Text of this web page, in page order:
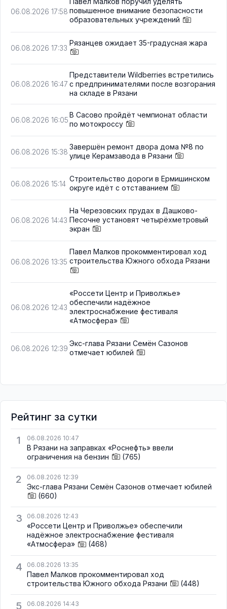
06.08.2026 17:58 повышенное внимание безопасности
образовательных учреждений
06.08.2026 17:33
Рязанцев ожидает 35-градусная жара
06.08.2026 16:47
Представители Wildberries встретились
с предпринимателями после возгорания
на складе в Рязани
06.08.2026 16:05
В Сасово пройдёт чемпионат области
по мотокроссу
06.08.2026 15:38
Завершён ремонт двора дома №8 по
улице Керамзавода в Рязани
06.08.2026 15:14
Строительство дороги в Ермишинском
округе идёт с отставанием
06.08.2026 14:43
На Черезовских прудах в Дашково-
Песочне установят четырёхметровый
экран
06.08.2026 13:35
Павел Малков прокомментировал ход
строительства Южного обхода Рязани
06.08.2026 12:43
«Россети Центр и Приволжье»
обеспечили надёжное
электроснабжение фестиваля
«Атмосфера»
06.08.2026 12:39
Экс-глава Рязани Семён Сазонов
отмечает юбилей
Рейтинг за сутки
1
06.08.2026 10:47
В Рязани на заправках «Роснефть» ввели
ограничения на бензин
(765)
2 06.08.2026 12:39
Экс-глава Рязани Семён Сазонов отмечает юбилей
(660)
3 06.08.2026 12:43
«Россети Центр и Приволжье» обеспечили
надёжное электроснабжение фестиваля
«Атмосфера»
(468)
4 06.08.2026 13:35
Павел Малков прокомментировал ход
строительства Южного обхода Рязани
(448)
5 06.08.2026 14:43